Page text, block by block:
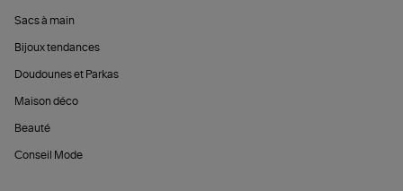
Sacs à main
Bijoux tendances
Doudounes et Parkas
Maison déco
Beauté
Conseil Mode